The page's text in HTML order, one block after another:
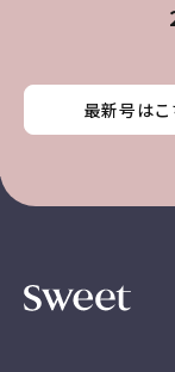
最新号はこ
最新号はこ
最新号はこ
最新号はこ